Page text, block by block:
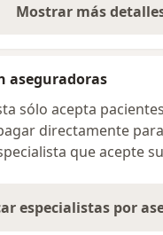
Mostrar mássobre la
aseguradoras
sólo acepta
directamente
que acepte
especialistas por